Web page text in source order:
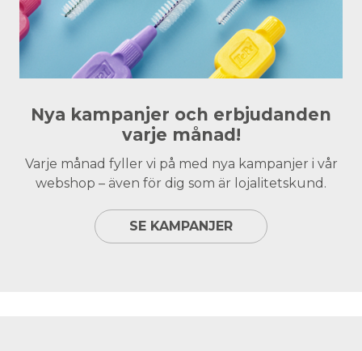
Nya kampanjer och erbjudanden
varje månad!
Varje månad fyller vi på med nya kampanjer i vår
webshop – även för dig som är lojalitetskund.
SE KAMPANJER